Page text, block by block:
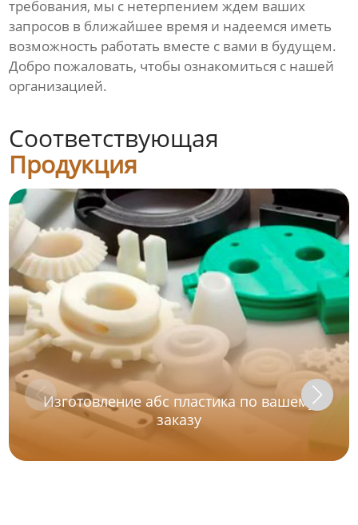
требования, мы с нетерпением ждем ваших
запросов в ближайшее время и надеемся иметь
возможность работать вместе с вами в будущем.
Добро пожаловать, чтобы ознакомиться с нашей
организацией.
Соответствующая
Продукция
Изготовление абс пластика по вашему
заказу